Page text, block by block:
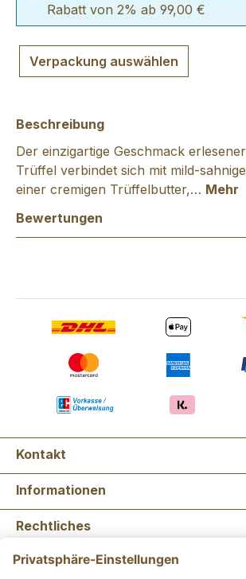
Rabatt von 2% ab 99,00 €
Verpackung auswählen
Beschreibung
Der einzigartige Geschmack
Trüffel verbindet sich mit mild-
einer cremigen Trüffelbutter,… Mehr
Bewertungen
Kontakt
Informationen
Rechtliches
Newsletter abonnieren